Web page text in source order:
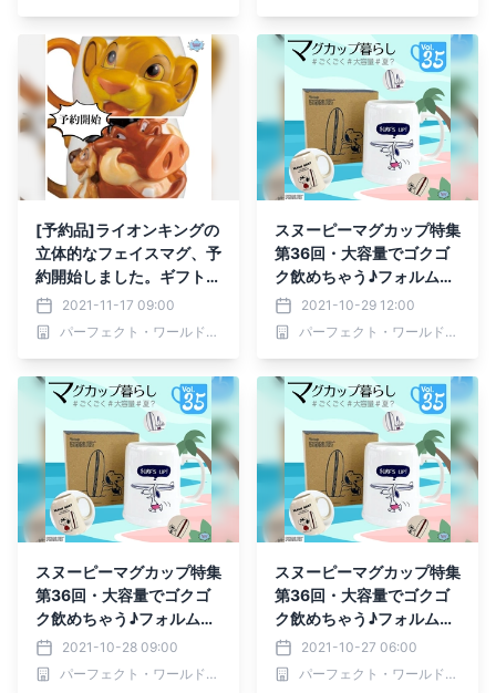
[予約品]ライオンキングの
立体的なフェイスマグ、予
約開始しました。ギフトと
してもセンス良し◎これで
あなたもハクナマタタ！シ
ンプルに生きよう。
2021-11-17 09:00
パーフェクト・ワールド株式会社
スヌーピーマグカップ特集
第36回・大容量でゴクゴ
ク飲めちゃう♪フォルムも
可愛いマグカップたち
2021-10-29 12:00
パーフェクト・ワールド株式会社
スヌーピーマグカップ特集
第36回・大容量でゴクゴ
ク飲めちゃう♪フォルムも
可愛いマグカップたち
2021-10-28 09:00
パーフェクト・ワールド株式会社
スヌーピーマグカップ特集
第36回・大容量でゴクゴ
ク飲めちゃう♪フォルムも
可愛いマグカップたち
2021-10-27 06:00
パーフェクト・ワールド株式会社